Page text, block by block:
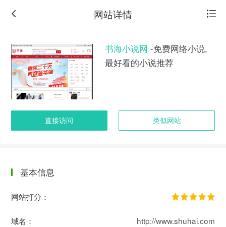
网站详情
书海小说网 -免费网络小说,
最好看的小说推荐
直接访问 类似网站
基本信息
网站打分：
域名： http://www.shuhai.com